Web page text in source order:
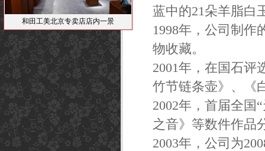
和田工美北京专卖店店内一景
蓝中的21朵羊脂白
1998年，公司制作
物收藏。
2001年，在国石评
竹节链条壶》、《
2002年，首届全国
之音》等数件作品
2003年，公司为